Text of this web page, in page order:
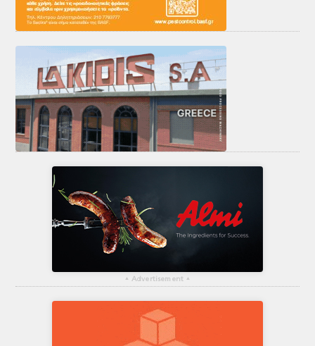
▴ Advertisement ▴